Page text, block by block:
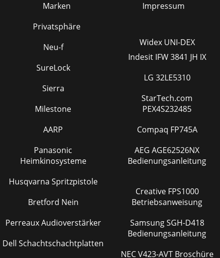
Marken
Privatsphäre
Impressum
Neu-f
SureLock
Sierra
Milestone
AARP
Panasonic
Heimkinosysteme
Husqvarna Spritzpistole
Bretford Nein
Perreaux Audioverstärker
Dell Schachtschachtplatten
Widex UNI-DEX
Indesit IFW 3841 JH IX
LG 32LE5310
StarTech.com
PEX4S232485
Compaq FP745A
AEG AGE62526NX
Bedienungsanleitung
Creative FPS1000
Betriebsanweisung
Samsung SGH-D418
Bedienungsanleitung
NEC V423-AVT Broschüre